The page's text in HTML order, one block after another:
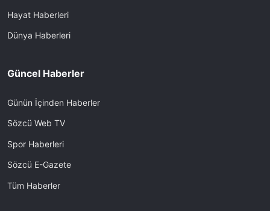
Hayat Haberleri
Dünya Haberleri
Güncel Haberler
Günün İçinden Haberler
Sözcü Web TV
Spor Haberleri
Sözcü E-Gazete
Tüm Haberler